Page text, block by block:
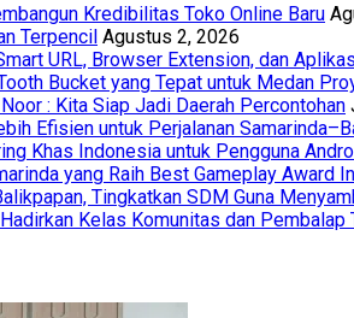
Kredibilitas Toko Online Baru
Terpencil Agustus 2, 2026
URL, Browser Extension, dan
Bucket yang Tepat untuk Medan
: Kita Siap Jadi Daerah Percontohan
Efisien untuk Perjalanan
Khas Indonesia untuk Pengguna
yang Raih Best Gameplay Award
Tingkatkan SDM Guna
Kelas Komunitas dan Pembalap